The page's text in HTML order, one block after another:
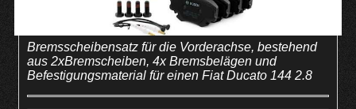
Bremsscheibensatz für die Vorderachse, bestehend
aus 2xBremscheiben, 4x Bremsbelägen und
Befestigungsmaterial für einen Fiat Ducato 144 2.8